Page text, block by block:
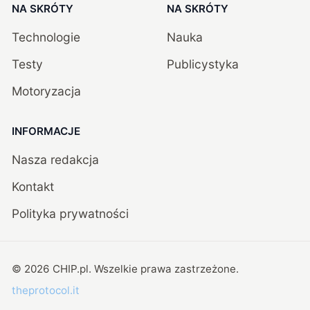
NA SKRÓTY
Technologie
Testy
Motoryzacja
NA SKRÓTY
Nauka
Publicystyka
INFORMACJE
Nasza redakcja
Kontakt
Polityka prywatności
© 2026 CHIP.pl. Wszelkie prawa zastrzeżone.
theprotocol.it